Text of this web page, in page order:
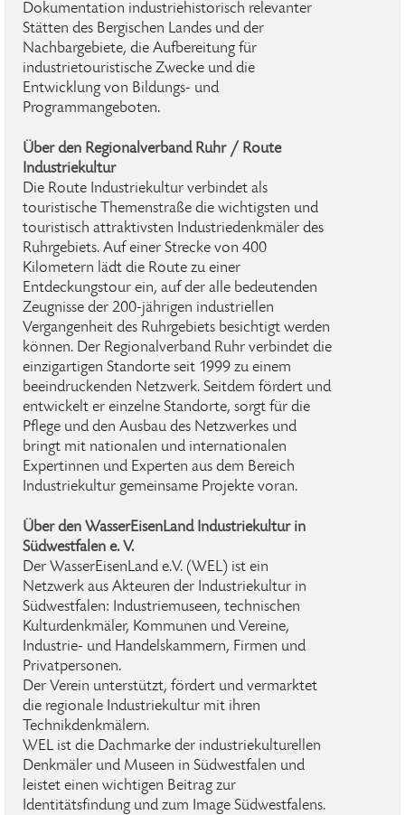
Dokumentation industriehistorisch relevanter
Stätten des Bergischen Landes und der
Nachbargebiete, die Aufbereitung für
industrietouristische Zwecke und die
Entwicklung von Bildungs- und
Programmangeboten.
Über den Regionalverband Ruhr / Route
Industriekultur
Die Route Industriekultur verbindet als
touristische Themenstraße die wichtigsten und
touristisch attraktivsten Industriedenkmäler des
Ruhrgebiets. Auf einer Strecke von 400
Kilometern lädt die Route zu einer
Entdeckungstour ein, auf der alle bedeutenden
Zeugnisse der 200-jährigen industriellen
Vergangenheit des Ruhrgebiets besichtigt werden
können. Der Regionalverband Ruhr verbindet die
einzigartigen Standorte seit 1999 zu einem
beeindruckenden Netzwerk. Seitdem fördert und
entwickelt er einzelne Standorte, sorgt für die
Pflege und den Ausbau des Netzwerkes und
bringt mit nationalen und internationalen
Expertinnen und Experten aus dem Bereich
Industriekultur gemeinsame Projekte voran.
Über den WasserEisenLand Industriekultur in
Südwestfalen e. V.
Der WasserEisenLand e.V. (WEL) ist ein
Netzwerk aus Akteuren der Industriekultur in
Südwestfalen: Industriemuseen, technischen
Kulturdenkmäler, Kommunen und Vereine,
Industrie- und Handelskammern, Firmen und
Privatpersonen.
Der Verein unterstützt, fördert und vermarktet
die regionale Industriekultur mit ihren
Technikdenkmälern.
WEL ist die Dachmarke der industriekulturellen
Denkmäler und Museen in Südwestfalen und
leistet einen wichtigen Beitrag zur
Identitätsfindung und zum Image Südwestfalens.